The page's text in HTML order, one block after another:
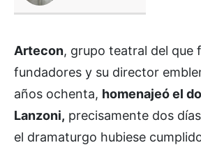
Artecon, grupo teatral del que
fundadores y su director
años ochenta, homenajeó el
Lanzoni, precisamente dos
el dramaturgo hubiese